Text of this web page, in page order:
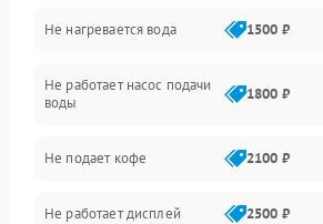
Включение и работа
Проблемы с водой
Проблемы с капучинатором и паром
Управление и электроника
Не нагревается вода 1500 ₽
Не работает насос подачи
воды
1800 ₽
Не подает кофе 2100 ₽
Не работает дисплей 2500 ₽